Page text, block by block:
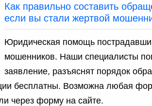
Как правильно составить
если вы стали жертвой
Юридическая помощь
мошенников. Наши специалисты
заявление, разъяснят порядок
бесплатны. Возможна любая
через форму на сайте.